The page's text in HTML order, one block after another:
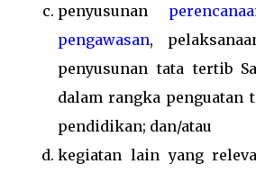
penyusunan
pengawasan,
penyusunan tata tertib
dalam rangka penguatan
pendidikan; dan/atau
kegiatan lain yang